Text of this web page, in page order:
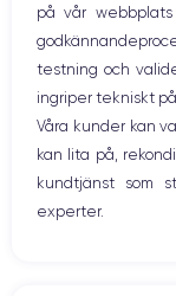
12 Mpx
Résolution vidéo
4K - 2160 x 3840 px
Batterie
Vibration
Prise USB
på vår
testning och
ingriper tekniskt
Våra kunder kan
kan lita på,
kundtjänst som
experter.